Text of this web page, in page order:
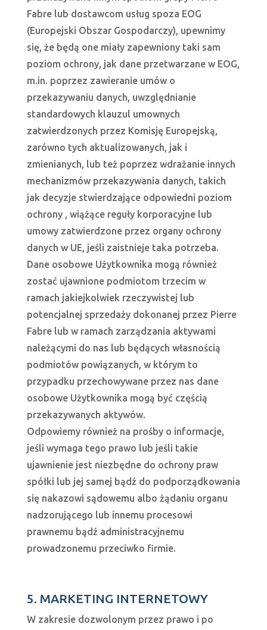
Fabre lub dostawcom usług spoza EOG
(Europejski Obszar Gospodarczy), upewnimy
się, że będą one miały zapewniony taki sam
poziom ochrony, jak dane przetwarzane w EOG,
m.in. poprzez zawieranie umów o
przekazywaniu danych, uwzględnianie
standardowych klauzul umownych
zatwierdzonych przez Komisję Europejską,
zarówno tych aktualizowanych, jak i
zmienianych, lub też poprzez wdrażanie innych
mechanizmów przekazywania danych, takich
jak decyzje stwierdzające odpowiedni poziom
ochrony , wiążące reguły korporacyjne lub
umowy zatwierdzone przez organy ochrony
danych w UE, jeśli zaistnieje taka potrzeba.
Dane osobowe Użytkownika mogą również
zostać ujawnione podmiotom trzecim w
ramach jakiejkolwiek rzeczywistej lub
potencjalnej sprzedaży dokonanej przez Pierre
Fabre lub w ramach zarządzania aktywami
należącymi do nas lub będących własnością
podmiotów powiązanych, w którym to
przypadku przechowywane przez nas dane
osobowe Użytkownika mogą być częścią
przekazywanych aktywów.
Odpowiemy również na prośby o informacje,
jeśli wymaga tego prawo lub jeśli takie
ujawnienie jest niezbędne do ochrony praw
spółki lub jej samej bądź do podporządkowania
się nakazowi sądowemu albo żądaniu organu
nadzorującego lub innemu procesowi
prawnemu bądź administracyjnemu
prowadzonemu przeciwko firmie.
5. MARKETING INTERNETOWY
W zakresie dozwolonym przez prawo i po